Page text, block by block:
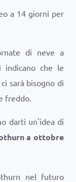
a 14 giorni per
di neve a
indicano che le
sarà bisogno di
freddo.
darti un'idea di
a ottobre
nel futuro